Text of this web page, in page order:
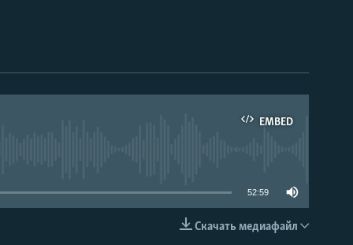
EMBED
EMBED
52:59
Скачать медиафайл